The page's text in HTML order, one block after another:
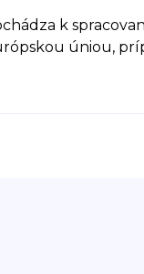
k
úniou,